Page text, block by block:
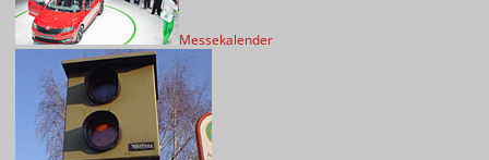
Messekalender